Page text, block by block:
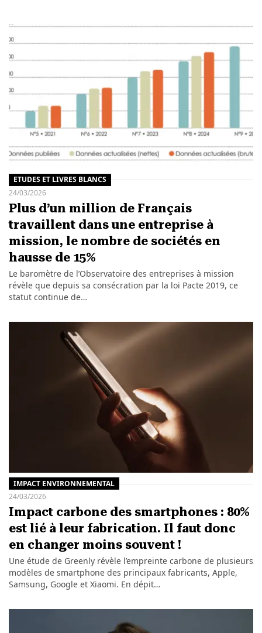
ETUDES ET LIVRES BLANCS
24/03/2026
Plus d’un million de Français
travaillent dans une entreprise à
mission, le nombre de sociétés en
hausse de 15%
Le baromètre de l’Observatoire des entreprises à mission
révèle que depuis sa consécration par la loi Pacte 2019, ce
statut continue de…
IMPACT ENVIRONNEMENTAL
24/03/2026
Impact carbone des smartphones : 80%
est lié à leur fabrication. Il faut donc
en changer moins souvent !
Une étude de Greenly révèle l’empreinte carbone de plusieurs
modèles de smartphone des principaux fabricants, Apple,
Samsung, Google et Xiaomi. En dépit…